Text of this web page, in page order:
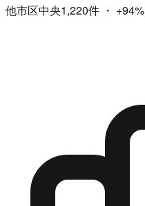
他市区中央1,220件 ・ +94%